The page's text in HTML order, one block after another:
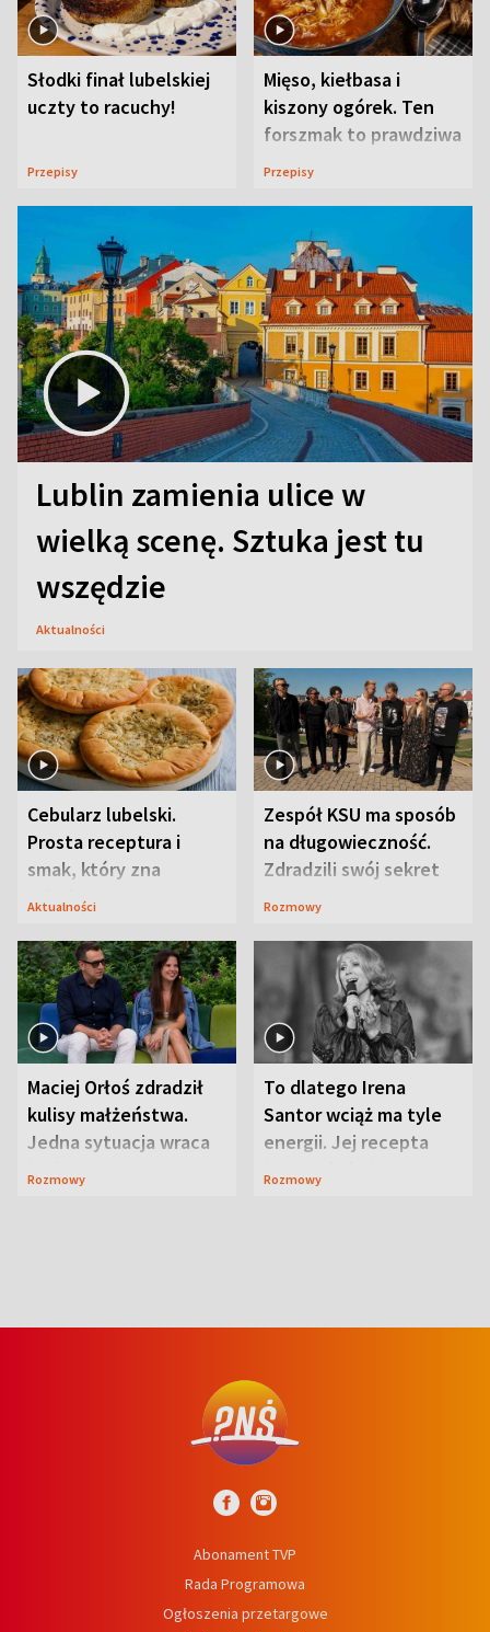
Słodki finał lubelskiej
uczty to racuchy!
Przepisy
Mięso, kiełbasa i
kiszony ogórek. Ten
forszmak to prawdziwa
uczta
Przepisy
Lublin zamienia ulice w
wielką scenę. Sztuka jest tu
wszędzie
Aktualności
Cebularz lubelski.
Prosta receptura i
smak, który zna
Lubelszczyzna
Aktualności
Zespół KSU ma sposób
na długowieczność.
Zdradzili swój sekret
Rozmowy
Maciej Orłoś zdradził
kulisy małżeństwa.
Jedna sytuacja wraca
jak bumerang
Rozmowy
To dlatego Irena
Santor wciąż ma tyle
energii. Jej recepta
jest zaskakująco
Rozmowy
Abonament TVP
Rada Programowa
Ogłoszenia przetargowe